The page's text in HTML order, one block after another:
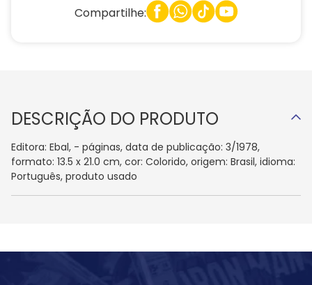
Compartilhe:
DESCRIÇÃO DO PRODUTO
Editora: Ebal, - páginas, data de publicação: 3/1978,
formato: 13.5 x 21.0 cm, cor: Colorido, origem: Brasil, idioma:
Português, produto usado